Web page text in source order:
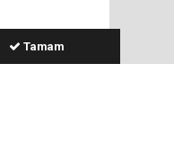
Tamam